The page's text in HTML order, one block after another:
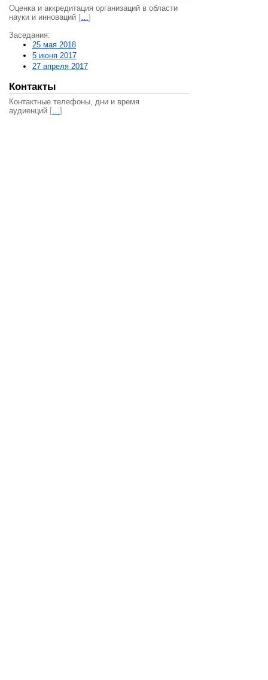
Оценка и аккредитация организаций в области
науки и инноваций […]
Заседания:
25 мая 2018
5 июня 2017
27 апреля 2017
Контакты
Контактные телефоны, дни и время
аудиенций […]